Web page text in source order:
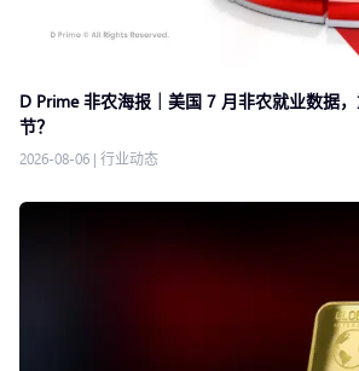
D Prime 非农海报｜美国 7 月非农就业数据
节？
2026-08-06 | 行业动态